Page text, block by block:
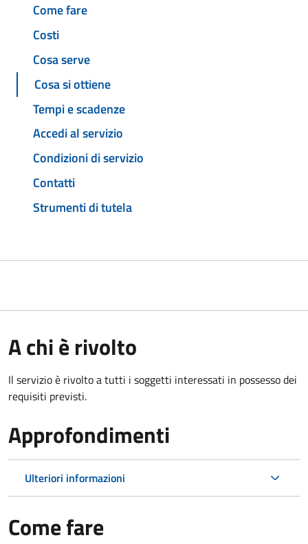
Come fare
Costi
Cosa serve
Cosa si ottiene
Tempi e scadenze
Accedi al servizio
Condizioni di servizio
Contatti
Strumenti di tutela
A chi è rivolto
Il servizio è rivolto a tutti i soggetti interessati in possesso dei
requisiti previsti.
Approfondimenti
Ulteriori informazioni
Come fare